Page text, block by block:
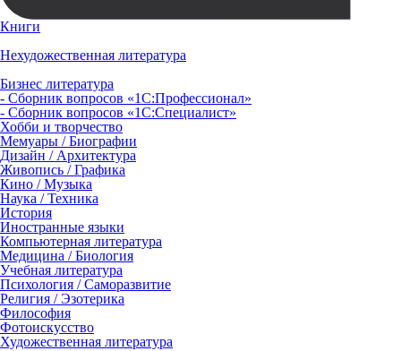
Книги
Нехудожественная литература
Бизнес литература
- Сборник вопросов «1С:Профессионал»
- Сборник вопросов «1С:Специалист»
Хобби и творчество
Мемуары / Биографии
Дизайн / Архитектура
Живопись / Графика
Кино / Музыка
Наука / Техника
История
Иностранные языки
Компьютерная литература
Медицина / Биология
Учебная литература
Психология / Саморазвитие
Религия / Эзотерика
Философия
Фотоискусство
Художественная литература